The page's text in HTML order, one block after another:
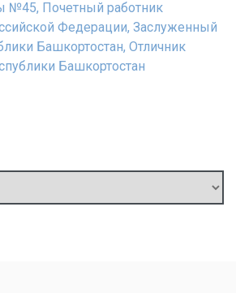
№45, Почетный работник
Федерации, Заслуженный
Башкортостан, Отличник
Башкортостан